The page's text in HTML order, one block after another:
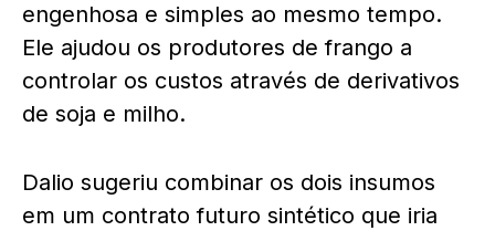
engenhosa e simples ao mesmo tempo.
Ele ajudou os produtores de frango a
controlar os custos através de derivativos
de soja e milho.
Dalio sugeriu combinar os dois insumos
em um contrato futuro sintético que iria